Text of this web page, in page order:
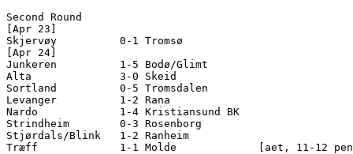
Second Round
[Apr 23]
Skjervøy          0-1 Tromsø
[Apr 24]
Junkeren          1-5 Bodø/Glimt
Alta              3-0 Skeid
Sortland          0-5 Tromsdalen
Levanger          1-2 Rana
Nardo             1-4 Kristiansund BK
Strindheim        0-3 Rosenborg
Stjørdals/Blink   1-2 Ranheim
Træff             1-1 Molde             [aet, 11-12